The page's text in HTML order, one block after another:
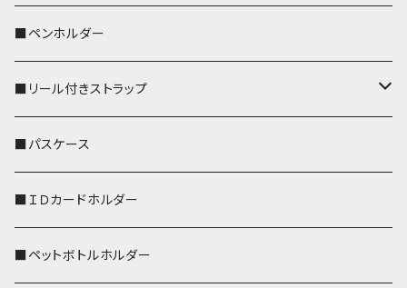
ペンギン
■ペンホルダー
■リール付きストラップ
リールのみ
ストラップ付
■パスケース
■ＩＤカードホルダー
■ペットボトルホルダー